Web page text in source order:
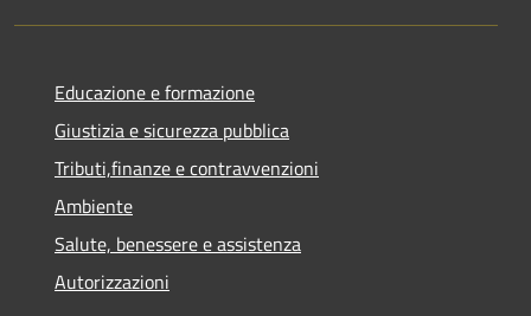
Educazione e formazione
Giustizia e sicurezza pubblica
Tributi,finanze e contravvenzioni
Ambiente
Salute, benessere e assistenza
Autorizzazioni